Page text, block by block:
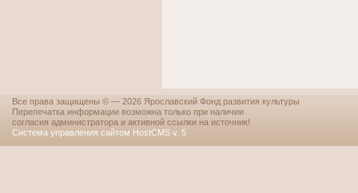
Все права защищены © — 2026 Ярославский Фонд развития культуры
Перепечатка информации возможна только при наличии
согласия администратора и активной ссылки на источник!
Система управления сайтом HostCMS v. 5